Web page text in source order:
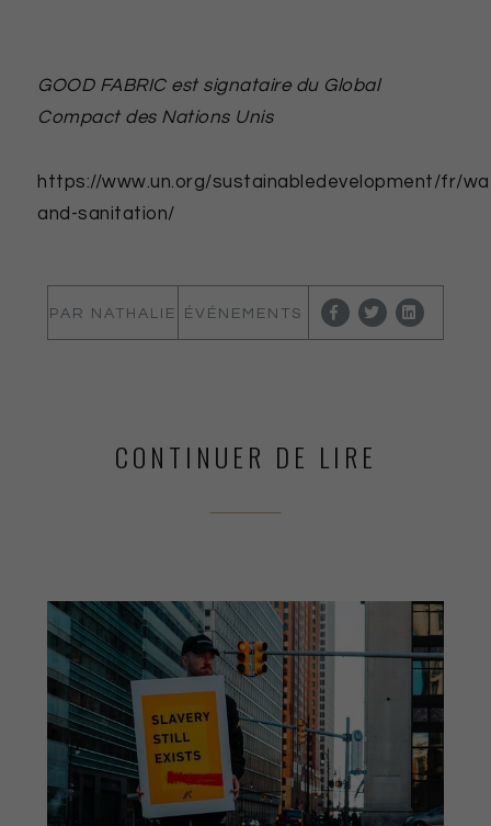
GOOD FABRIC est signataire du Global
Compact des Nations Unis
https://www.un.org/sustainabledevelopment/fr/
and-sanitation/
PAR NATHALIE ÉVÉNEMENTS
CONTINUER DE LIRE